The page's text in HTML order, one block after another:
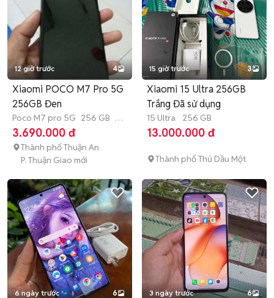
12 giờ trước 4
Xiaomi POCO M7 Pro 5G
256GB Đen
Poco M7 pro 5G 256 GB 4-
6 tháng
3.690.000 đ
Thành phố Thuận An
P. Thuận Giao mới
15 giờ trước 3
Xiaomi 15 Ultra 256GB
Trắng Đã sử dụng
15 Ultra 256 GB
13.000.000 đ
Thành phố Thủ Dầu Một
6 ngày trước 6 3 ngày trước 6